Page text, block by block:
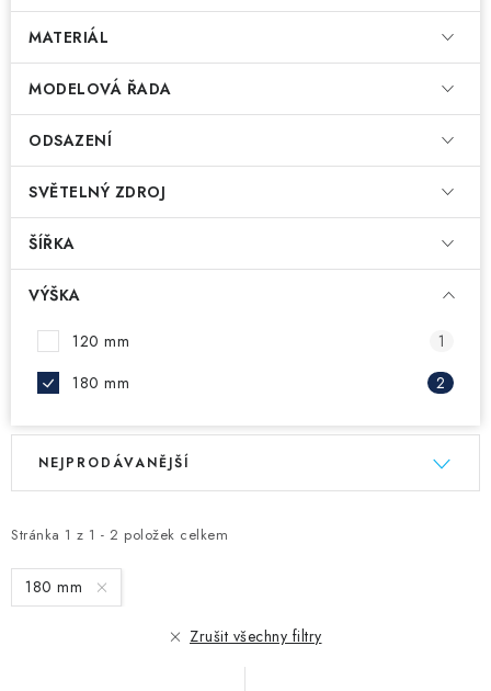
MATERIÁL
MODELOVÁ ŘADA
ODSAZENÍ
SVĚTELNÝ ZDROJ
ŠÍŘKA
VÝŠKA
120 mm
1
180 mm
2
V
i
s
p
Stránka 1 z 1 - 2 položek celkem
Ř
e
n
í
NEJPRODÁVANĚJŠÍ
180 mm
Zrušit všechny filtry